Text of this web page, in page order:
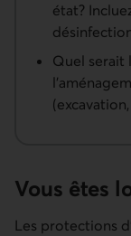
état?
Quel serait
Vous êtes
Les protections